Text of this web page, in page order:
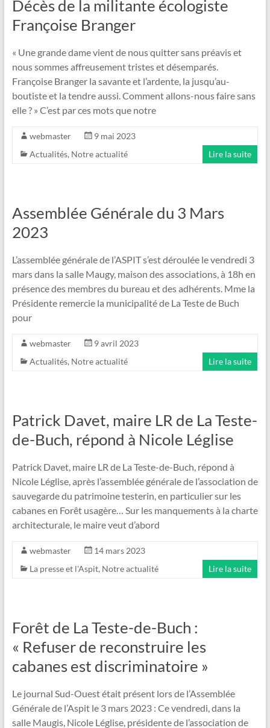
Décès de la militante écologiste
Françoise Branger
« Une grande dame vient de nous quitter sans préavis et
nous sommes affreusement tristes et désemparés.
Françoise Branger la savante et l’ardente, la jusqu’au-
boutiste et la tendre aussi. Comment allons-nous faire sans
elle ? » C’est par ces mots que notre
webmaster
9 mai 2023
Actualités, Notre actualité Lire la suite
Assemblée Générale du 3 Mars
2023
L’assemblée générale de l’ASPIT s’est déroulée le vendredi 3
mars dans la salle Maugy, maison des associations, à 18h en
présence des membres du bureau et des adhérents. Mme la
Présidente remercie la municipalité de La Teste de Buch
pour
webmaster
9 avril 2023
Actualités, Notre actualité Lire la suite
Patrick Davet, maire LR de La Teste-
de-Buch, répond à Nicole Léglise
Patrick Davet, maire LR de La Teste-de-Buch, répond à
Nicole Léglise, après l’assemblée générale de l’association de
sauvegarde du patrimoine testerin, en particulier sur les
cabanes en Forêt usagère… Sur les manquements à la charte
architecturale, le maire veut d’abord
webmaster
14 mars 2023
La presse et l'Aspit, Notre actualité Lire la suite
Forêt de La Teste-de-Buch :
« Refuser de reconstruire les
cabanes est discriminatoire »
Le journal Sud-Ouest était présent lors de l’Assemblée
Générale de l’Aspit le 3 mars 2023 : Ce vendredi, dans la
salle Maugis, Nicole Léglise, présidente de l’association de